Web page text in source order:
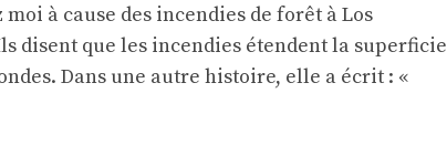
à cause des incendies de forêt à Los
disent que les incendies étendent la superficie
Dans une autre histoire, elle a écrit : «